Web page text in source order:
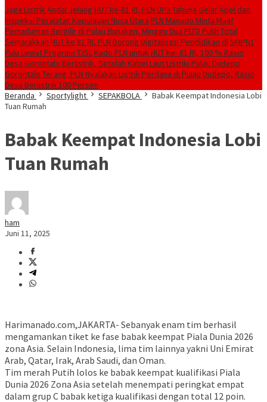
Jaga Listrik Andal Jelang HUT ke-81 RI, PLN UP3 Tahuna Gelar Apel dan
Inspeksi Peralatan Kepulauan Nusa Utara PLN Manado Minta Maaf
Pemadaman Bergilir di Pulau Bunaken, Minggu Dua PLTD Pulih Total
Semarakkan HUT ke 81 RI, PLN Dorong Digitalisasi Pendidikan di SMPN1
Palu Lewat Program TJSLKado PLN untuk HUT ke- 81 RI, 100 % Rasio
Desa Gorontalo Berlistrik, Setelah Kabel Laut Listriki Pulau Dudepo
Gorontalo Terang. PLN Nyalakan Listrik Perdana di Pulau Dudepo, Rasio
Desa Berlistrik 100 Persen
Beranda
Sportylight SEPAKBOLA
Babak Keempat Indonesia Lobi
Tuan Rumah
Babak Keempat Indonesia Lobi
Tuan Rumah
ham
Juni 11, 2025
Harimanado.com,JAKARTA- Sebanyak enam tim berhasil
mengamankan tiket ke fase babak keempat Piala Dunia 2026
zona Asia. Selain Indonesia, lima tim lainnya yakni Uni Emirat
Arab, Qatar, Irak, Arab Saudi, dan Oman.
Tim merah Putih lolos ke babak keempat kualifikasi Piala
Dunia 2026 Zona Asia setelah menempati peringkat empat
dalam grup C babak ketiga kualifikasi dengan total 12 poin.